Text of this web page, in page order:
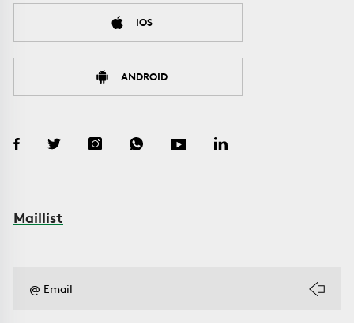
IOS
ANDROID
Maillist